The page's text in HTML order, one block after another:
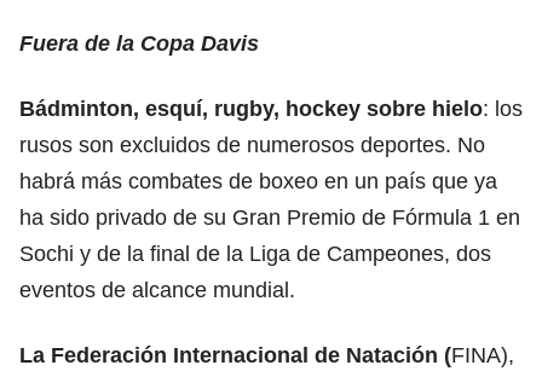
Fuera de la Copa Davis
Bádminton, esquí, rugby, hockey sobre hielo: los
rusos son excluidos de numerosos deportes. No
habrá más combates de boxeo en un país que ya
ha sido privado de su Gran Premio de Fórmula 1 en
Sochi y de la final de la Liga de Campeones, dos
eventos de alcance mundial.
La Federación Internacional de Natación (FINA),